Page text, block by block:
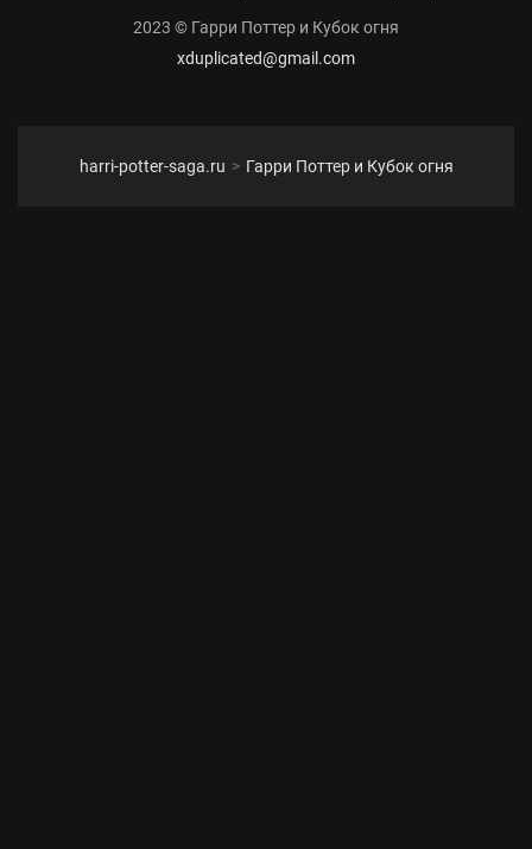
2023 © Гарри Поттер и Кубок огня
xduplicated@gmail.com
harri-potter-saga.ru Гарри Поттер и Кубок огня